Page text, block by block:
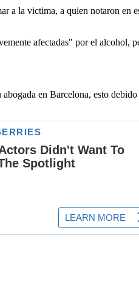
a la victima, a quien notaron en
afectadas" por el alcohol,
en Barcelona, esto